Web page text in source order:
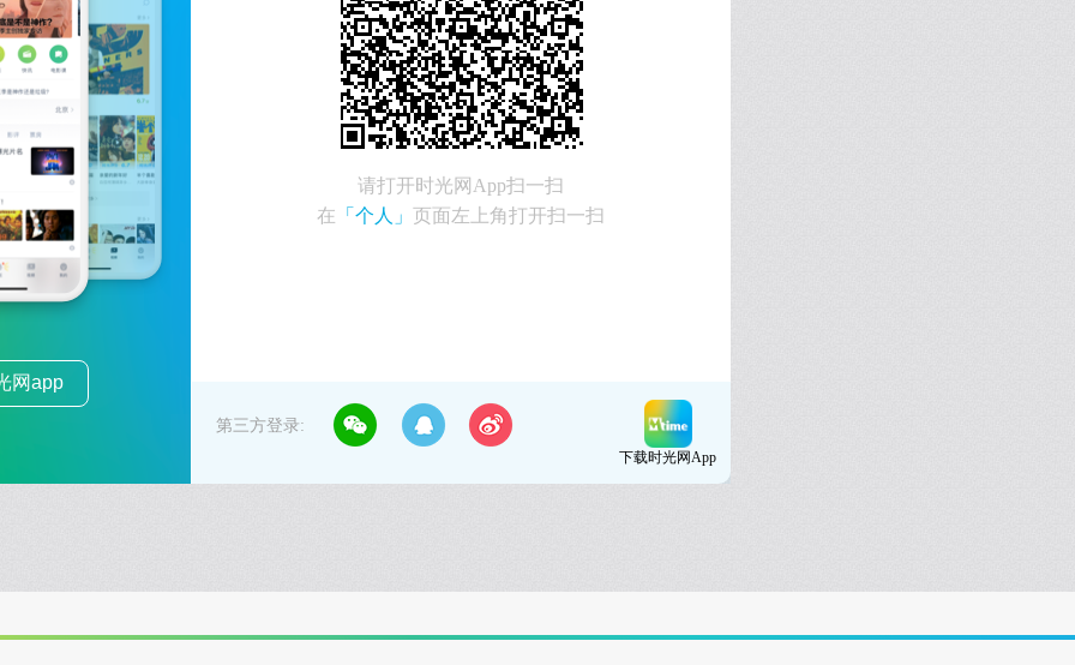
网app
请打开时光网App扫一扫
在 「个人」页面左上角打开扫一扫
第三方登录:
下载时光网App